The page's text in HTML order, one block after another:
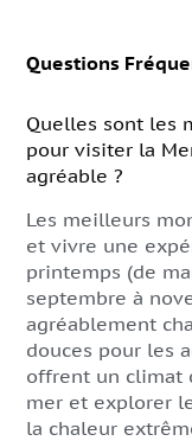
Questions
Quelles sont les
pour visiter la
agréable ?
Les meilleurs
et vivre une
printemps (de
septembre à
agréablement
douces pour les
offrent un climat
mer et explorer
la chaleur